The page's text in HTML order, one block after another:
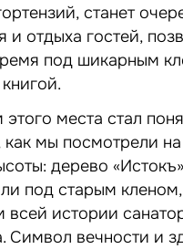
станет
и отдыха гостей,
под шикарным
места стал
как мы посмотрели
дерево
под старым
всей истории
Символ вечности и